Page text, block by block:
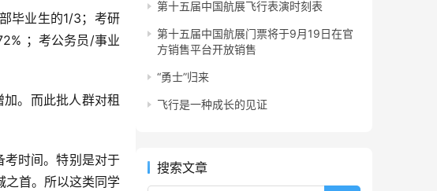
毕业生的1/3；考研
；考公务员/事业
。而此批人群对租
时间。特别是对于
之首。所以这类同学
第十五届中国航展飞行表演时刻表
第十五届中国航展门票将于9月19日在官
方销售平台开放销售
“勇士”归来
飞行是一种成长的见证
搜索文章